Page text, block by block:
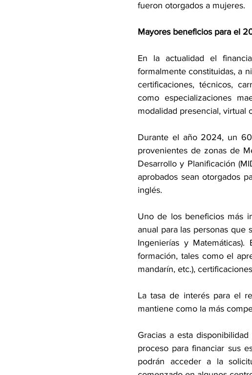
fueron otorgados a mujeres.
Mayores beneficios para el
En la actualidad el
formalmente constituidas, a
certificaciones, técnicos,
como especializaciones
modalidad presencial, virtual
Durante el año 2024, un
provenientes de zonas de
Desarrollo y Planificación
aprobados sean otorgados
inglés.
Uno de los beneficios más
anual para las personas que
Ingenierías y
formación, tales como el
mandarín, etc.),
La tasa de interés para el
mantiene como la más
Gracias a esta
proceso para financiar sus
podrán acceder a la